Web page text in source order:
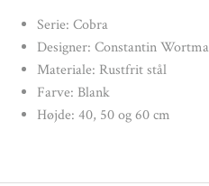
Serie: Cobra
Designer: Constantin
Materiale: Rustfrit stål
Farve: Blank
Højde: 40, 50 og 60 cm